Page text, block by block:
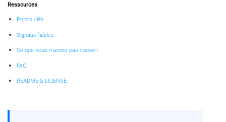
Ressources
Points clés
Signaux faibles
Ce que nous n’avons pas couvert
FAQ
README & LICENSE